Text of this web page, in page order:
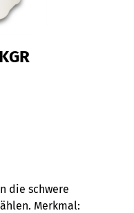
die schwere
Merkmal: